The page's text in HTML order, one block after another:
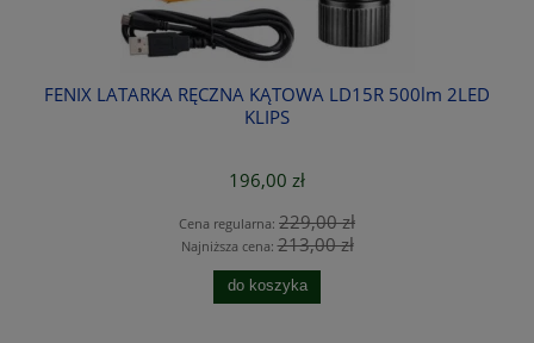
FENIX LATARKA RĘCZNA KĄTOWA LD15R 500lm 2LED
KLIPS
196,00 zł
Cena regularna: 229,00 zł
Najniższa cena:213,00 zł
do koszyka